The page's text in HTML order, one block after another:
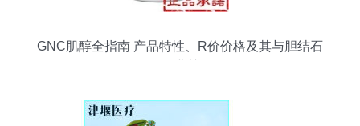
GNC肌醇全指南 产品特性、R价价格及其与胆结石